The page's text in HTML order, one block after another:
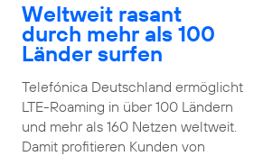
Weltweit rasant
durch mehr als 100
Länder surfen
Telefónica Deutschland ermöglicht
LTE-Roaming in über 100 Ländern
und mehr als 160 Netzen weltweit.
Damit profitieren Kunden von